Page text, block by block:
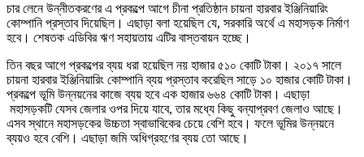
চার লেনে উন্নীতকরণের এ প্রকল্পে আগে চীনা প্রতিষ্ঠান চায়না হারবার ইঞ্জিনিয়ারিং
কোম্পানি প্রস্তাব দিয়েছিল। এছাড়া বলা হয়েছিল যে, সরকারি অর্থে এ মহাসড়ক নির্মাণ
হবে। শেষতক এডিবির ঋণ সহায়তায় এটির বাস্তবায়ন হচ্ছে।
তিন বছর আগে প্রকল্পের ব্যয় ধরা হয়েছিল নয় হাজার ৫১০ কোটি টাকা। ২০১৭ সালে
চায়না হারবার ইঞ্জিনিয়ারিং কোম্পানি ব্যয় প্রস্তাব করেছিল সাড়ে ১০ হাজার কোটি টাকা।
প্রকল্পে ভূমি উন্নয়নের কাজে ব্যয় হবে এক হাজার ৬৬৪ কোটি টাকা। এছাড়া
মহাসড়কটি যেসব জেলার ওপর দিয়ে যাবে, তার মধ্যে কিছু বন্যাপ্রবণ জেলাও আছে।
এসব স্থানে মহাসড়কের উচ্চতা স্বাভাবিকের চেয়ে বেশি হবে। ফলে ভূমির উন্নয়নে
ব্যয়ও হবে বেশি। এছাড়া জমি অধিগ্রহণের ব্যয় তো আছে।